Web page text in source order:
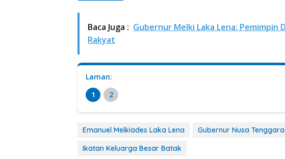
Baca Juga : Gubernur Melki Laka Lena: Pemimpin
Rakyat
Laman:
1
2
Emanuel Melkiades Laka Lena
Gubernur Nusa
Ikatan Keluarga Besar Batak